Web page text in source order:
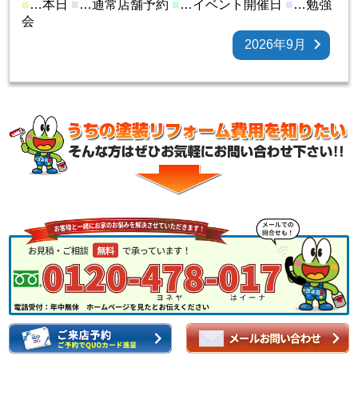
■…本日 ■ …通常店舗予約 ■…イベント開催日 ■…勉強
会
2026年9月